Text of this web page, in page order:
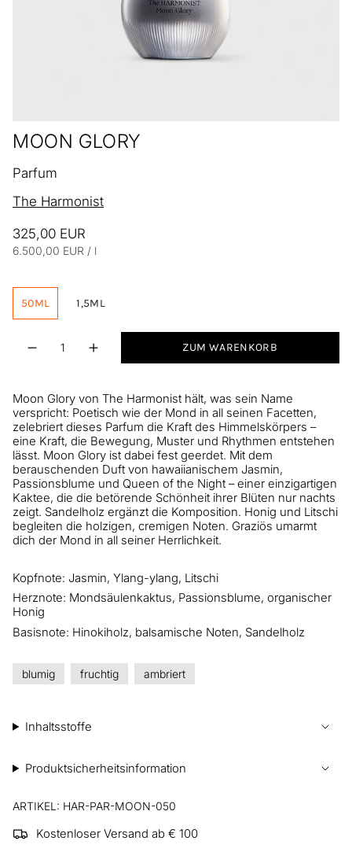
MOON GLORY
Parfum
The Harmonist
325,00 EUR
Einheitspreis
6.500,00 EUR /pro
l
50ML 1,5ML
ZUM WARENKORB
Moon Glory von The Harmonist hält, was sein Name
verspricht: Poetisch wie der Mond in all seinen Facetten,
zelebriert dieses Parfum die Kraft des Himmelskörpers –
eine Kraft, die Bewegung, Muster und Rhythmen entstehen
lässt. Moon Glory ist dabei fest geerdet. Mit dem
berauschenden Duft von hawaiianischem Jasmin,
Passionsblume und Queen of the Night – einer einzigartigen
Kaktee, die die betörende Schönheit ihrer Blüten nur nachts
zeigt. Sandelholz ergänzt die Komposition. Honig und Litschi
begleiten die holzigen, cremigen Noten. Graziös umarmt
dich der Mond in all seiner Herrlichkeit.
Kopfnote: Jasmin, Ylang-ylang, Litschi
Herznote: Mondsäulenkaktus, Passionsblume, organischer
Honig
Basisnote: Hinokiholz, balsamische Noten, Sandelholz
blumig fruchtig ambriert
Inhaltsstoffe
Produktsicherheitsinformation
ARTIKEL: HAR-PAR-MOON-050
Kostenloser Versand ab € 100